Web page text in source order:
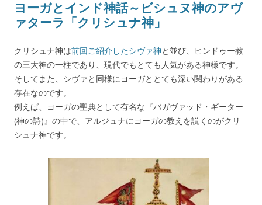
ヨーガとインド神話～ビシュヌ神のアヴ
ァターラ「クリシュナ神」
クリシュナ神は前回ご紹介したシヴァ神と並び、ヒンドゥー教
の三大神の一柱であり、現代でもとても人気がある神様です。
そしてまた、シヴァと同様にヨーガととても深い関わりがある
存在なのです。
例えば、ヨーガの聖典として有名な『バガヴァッド・ギーター
(神の詩)』の中で、アルジュナにヨーガの教えを説くのがクリ
シュナ神です。